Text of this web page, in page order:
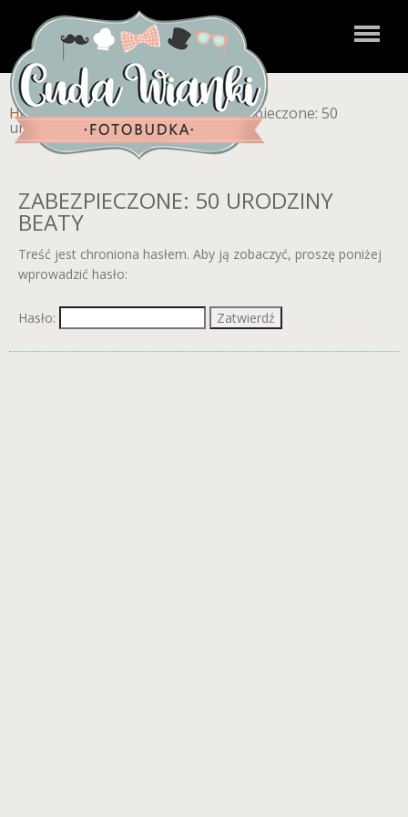
Home»Zdjęcia dla klientów»Zabezpieczone: 50
urodziny Beaty
ZABEZPIECZONE: 50 URODZINY
BEATY
Treść jest chroniona hasłem. Aby ją zobaczyć, proszę poniżej
wprowadzić hasło:
Hasło: